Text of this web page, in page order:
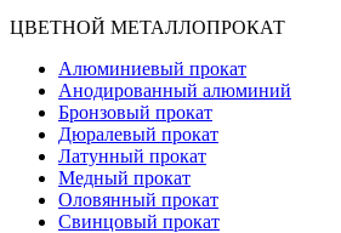
ЦВЕТНОЙ МЕТАЛЛОПРОКАТ
Алюминиевый прокат
Анодированный алюминий
Бронзовый прокат
Дюралевый прокат
Латунный прокат
Медный прокат
Оловянный прокат
Свинцовый прокат